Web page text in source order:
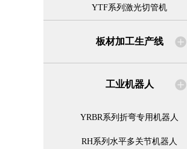
YTF系列激光切管机
板材加工生产线
工业机器人
YRBR系列折弯专用机器人
RH系列水平多关节机器人